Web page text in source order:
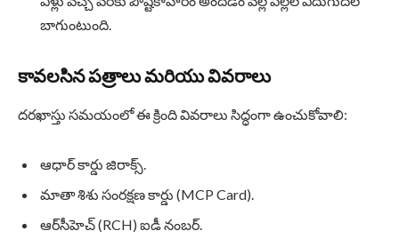
బాగుంటుంది.
కావలసిన పత్రాలు మరియు వివరాలు
దరఖాస్తు సమయంలో ఈ క్రింది వివరాలు సిద్ధంగా ఉంచుకోవాలి:
ఆధార్ కార్డు జిరాక్స్.
మాతా శిశు సంరక్షణ కార్డు (MCP Card).
ఆర్‌సీహెచ్ (RCH) ఐడీ నంబర్.